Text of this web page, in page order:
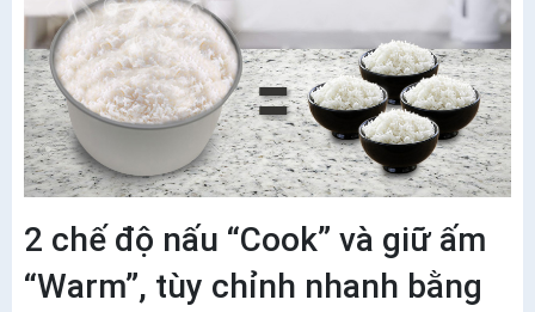
2 chế độ nấu “Cook” và giữ ấm
“Warm”, tùy chỉnh nhanh bằng